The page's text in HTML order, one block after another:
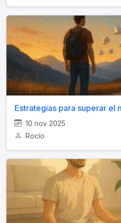
Estrategias para superar el
10 nov 2025
Rocío